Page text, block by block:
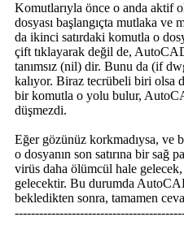
Komutlarıyla önce o anda aktif
dosyası başlangıçta mutlaka
da ikinci satırdaki komutla o
çift tıklayarak değil de,
tanımsız (nil) dir. Bunu da (if
kalıyor. Biraz tecrübeli biri olsa
bir komutla o yolu bulur,
düşmezdi.
Eğer gözünüz korkmadıysa, ve
o dosyanın son satırına bir sağ
virüs daha ölümcül hale gelecek,
gelecektir. Bu durumda
bekledikten sonra, tamamen